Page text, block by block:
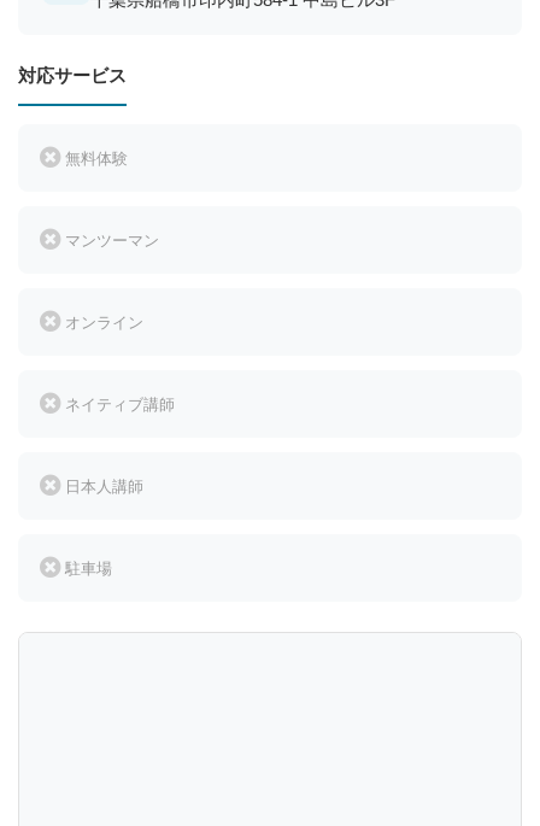
対応サービス
無料体験
マンツーマン
オンライン
ネイティブ講師
日本人講師
駐車場